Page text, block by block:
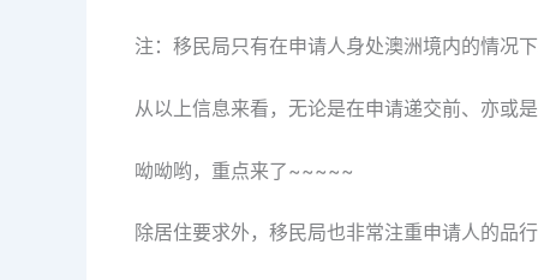
注：移民局只有在申请人身处澳洲境内的情况
从以上信息来看，无论是在申请递交前、亦或
呦呦哟，重点来了~~~~~
除居住要求外，移民局也非常注重申请人的品行